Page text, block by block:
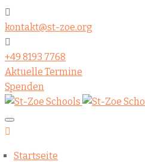
kontakt@st-zoe.org
+49 8193 7768
Aktuelle Termine
Spenden
Startseite